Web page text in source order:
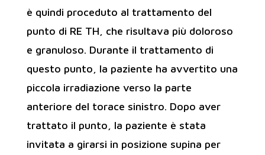
è quindi proceduto al trattamento del
punto di RE TH, che risultava più doloroso
e granuloso. Durante il trattamento di
questo punto, la paziente ha avvertito una
piccola irradiazione verso la parte
anteriore del torace sinistro. Dopo aver
trattato il punto, la paziente è stata
invitata a girarsi in posizione supina per